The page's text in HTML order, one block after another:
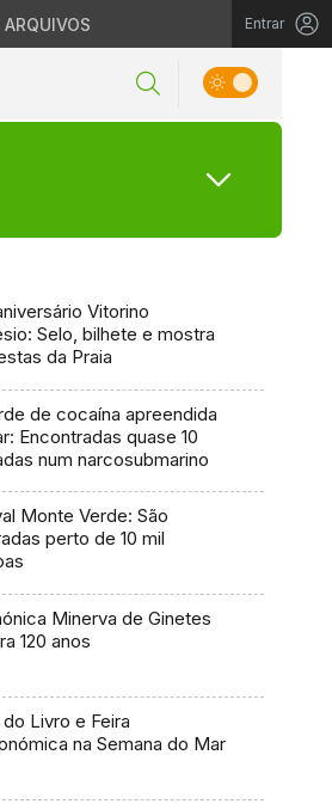
ARQUIVOS Entrar
Vitorino
Selo, bilhete e mostra
da Praia
de cocaína apreendida
Encontradas quase 10
num narcosubmarino
Monte Verde: São
perto de 10 mil
Minerva de Ginetes
120 anos
Livro e Feira
na Semana do Mar